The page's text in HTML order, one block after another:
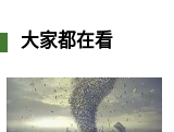
大家都在看